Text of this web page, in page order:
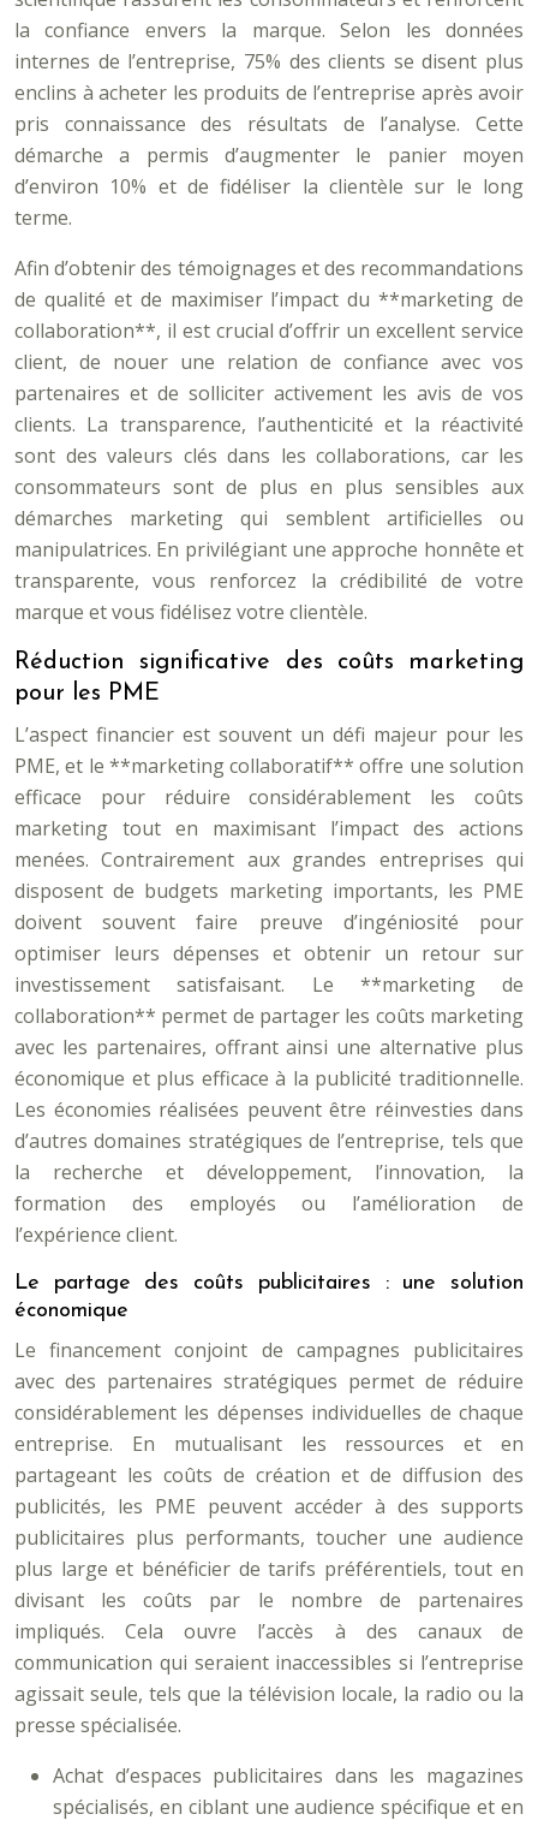
la confiance envers la marque. Selon les données
internes de l’entreprise, 75% des clients se disent plus
enclins à acheter les produits de l’entreprise après avoir
pris connaissance des résultats de l’analyse. Cette
démarche a permis d’augmenter le panier moyen
d’environ 10% et de fidéliser la clientèle sur le long
terme.
Afin d’obtenir des témoignages et des recommandations
de qualité et de maximiser l’impact du **marketing de
collaboration**, il est crucial d’offrir un excellent service
client, de nouer une relation de confiance avec vos
partenaires et de solliciter activement les avis de vos
clients. La transparence, l’authenticité et la réactivité
sont des valeurs clés dans les collaborations, car les
consommateurs sont de plus en plus sensibles aux
démarches marketing qui semblent artificielles ou
manipulatrices. En privilégiant une approche honnête et
transparente, vous renforcez la crédibilité de votre
marque et vous fidélisez votre clientèle.
Réduction significative des coûts marketing
pour les PME
L’aspect financier est souvent un défi majeur pour les
PME, et le **marketing collaboratif** offre une solution
efficace pour réduire considérablement les coûts
marketing tout en maximisant l’impact des actions
menées. Contrairement aux grandes entreprises qui
disposent de budgets marketing importants, les PME
doivent souvent faire preuve d’ingéniosité pour
optimiser leurs dépenses et obtenir un retour sur
investissement satisfaisant. Le **marketing de
collaboration** permet de partager les coûts marketing
avec les partenaires, offrant ainsi une alternative plus
économique et plus efficace à la publicité traditionnelle.
Les économies réalisées peuvent être réinvesties dans
d’autres domaines stratégiques de l’entreprise, tels que
la recherche et développement, l’innovation, la
formation des employés ou l’amélioration de
l’expérience client.
Le partage des coûts publicitaires : une solution
économique
Le financement conjoint de campagnes publicitaires
avec des partenaires stratégiques permet de réduire
considérablement les dépenses individuelles de chaque
entreprise. En mutualisant les ressources et en
partageant les coûts de création et de diffusion des
publicités, les PME peuvent accéder à des supports
publicitaires plus performants, toucher une audience
plus large et bénéficier de tarifs préférentiels, tout en
divisant les coûts par le nombre de partenaires
impliqués. Cela ouvre l’accès à des canaux de
communication qui seraient inaccessibles si l’entreprise
agissait seule, tels que la télévision locale, la radio ou la
presse spécialisée.
Achat d’espaces publicitaires dans les magazines
spécialisés, en ciblant une audience spécifique et en